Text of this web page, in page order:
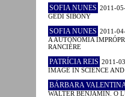
SOFIA NUNES 2011-
GEDI SIBONY
SOFIA NUNES 2011-
A AUTONOMIA
RANCIÈRE
PATRÍCIA REIS 2011-
IMAGE IN SCIENCE AND
BÁRBARA
WALTER BENJAMIN. O